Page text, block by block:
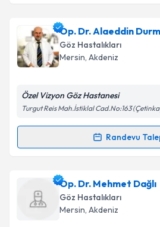
Op. Dr. İdil Gökseliçin
oluşturun. Size bu uzmandan
takvim hazırlandığında e-posta
Kişisel verilerimin
Metni'ni okudum ve kişisel
Takvim Talebini
Op. Dr. Alaeddin
Göz Hastalıkları
Mersin, Akdeniz
Özel Vizyon Göz Hastanesi
Turgut Reis Mah.İstiklal Cad.No:163
Randevu
Randevu Takvimi Talebi
Op. Dr. Alaeddin Durmaziçin
oluşturun. Size bu uzmandan
takvim hazırlandığında e-posta
Op. Dr. Mehmet Dağlı
Göz Hastalıkları
Mersin, Akdeniz